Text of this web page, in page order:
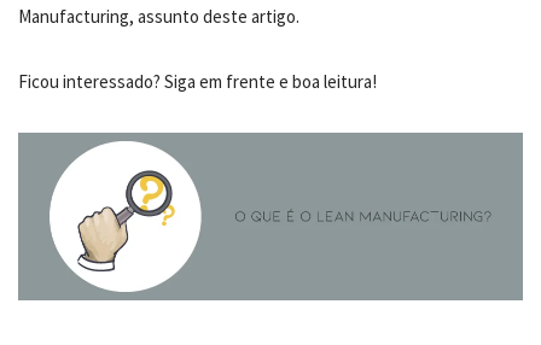
Manufacturing, assunto deste artigo.
Ficou interessado? Siga em frente e boa leitura!